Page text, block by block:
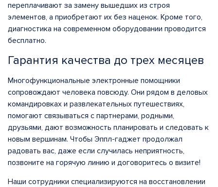
переплачивают за замену вышедших из строя
элементов, а приобретают их без наценок. Кроме того,
диагностика на современном оборудовании проводится
бесплатно.
Гарантия качества до трех месяцев
Многофункциональные электронные помощники
сопровождают человека повсюду. Они рядом в деловых
командировках и развлекательных путешествиях,
помогают связываться с партнерами, родными,
друзьями, дают возможность планировать и следовать к
новым вершинам. Чтобы Эппл-гаджет продолжал
радовать вас, даже если случилась неприятность,
позвоните на горячую линию и договоритесь о визите!
Наши сотрудники специализируются на восстановлении